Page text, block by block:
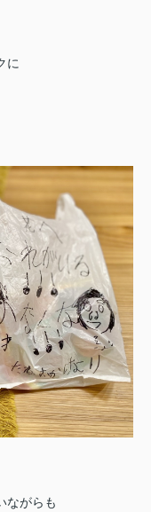
に
ながらも